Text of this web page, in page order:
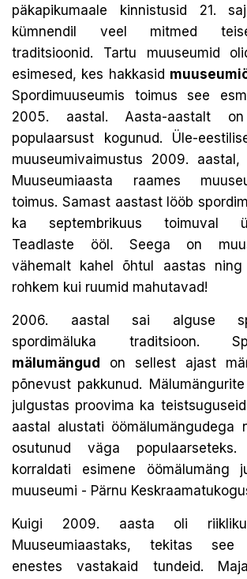
päkapikumaale kinnistusid 21.
kümnendil veel mitmed
traditsioonid. Tartu muuseumid
esimesed, kes hakkasid
Spordimuuseumis toimus see
2005. aastal. Aasta-aastalt on
populaarsust kogunud. Üle-
muuseumivaimustus 2009.
Muuseumiaasta raames
toimus. Samast aastast lööb
ka septembrikuus toimuval
Teadlaste ööl. Seega on
vähemalt kahel õhtul aastas
rohkem kui ruumid mahutavad!
2006. aastal sai alguse
spordimäluka traditsioon.
mälumängud
on sellest ajast
põnevust pakkunud.
julgustas proovima ka
aastal alustati öömälumängudega
osutunud väga
korraldati esimene öömälumäng
muuseumi - Pärnu
Kuigi 2009. aasta oli
Muuseumiaastaks, tekitas see
enestes vastakaid tundeid.